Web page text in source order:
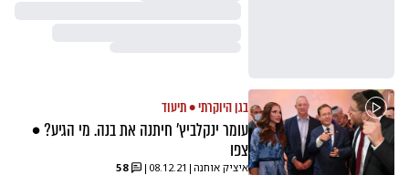
בגן היוקרתי • תיעוד
עומר ינקלביץ' חיתנה את בנה. מי הגיע? •
צפו
איציק אוחנה |
08.12.21
|
58